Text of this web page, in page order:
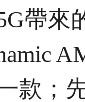
帶來
款；